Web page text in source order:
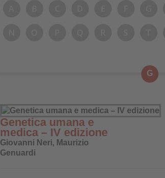
G
Genetica umana e
medica – IV edizione
Giovanni Neri, Maurizio
Genuardi